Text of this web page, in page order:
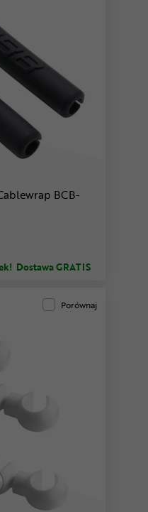
BCB-
Dostawa GRATIS
Porównaj